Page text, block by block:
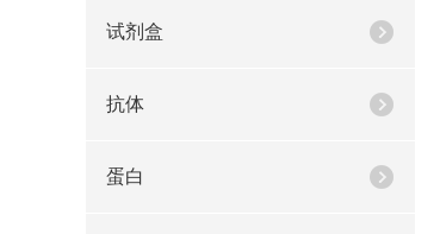
试剂盒
抗体
蛋白